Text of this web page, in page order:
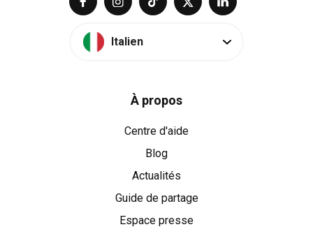
Italien
À propos
Centre d'aide
Blog
Actualités
Guide de partage
Espace presse